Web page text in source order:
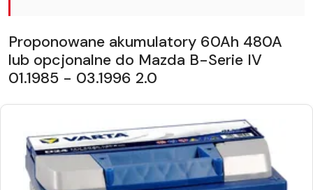
Proponowane akumulatory 60Ah 480A
lub opcjonalne do Mazda B-Serie IV
01.1985 - 03.1996 2.0